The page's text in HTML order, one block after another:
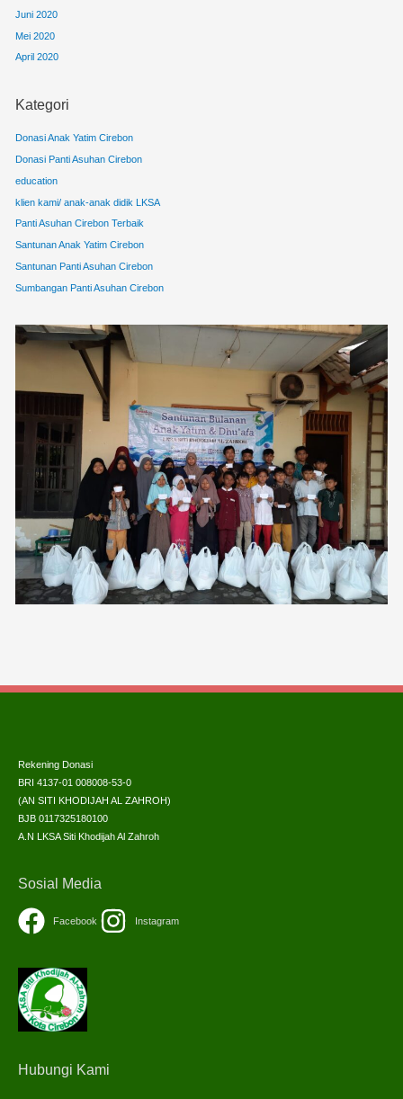
Juni 2020
Mei 2020
April 2020
Kategori
Donasi Anak Yatim Cirebon
Donasi Panti Asuhan Cirebon
education
klien kami/ anak-anak didik LKSA
Panti Asuhan Cirebon Terbaik
Santunan Anak Yatim Cirebon
Santunan Panti Asuhan Cirebon
Sumbangan Panti Asuhan Cirebon
Rekening Donasi
BRI 4137-01 008008-53-0
(AN SITI KHODIJAH AL ZAHROH)
BJB 0117325180100
A.N LKSA Siti Khodijah Al Zahroh
Sosial Media
Facebook Instagram
Hubungi Kami